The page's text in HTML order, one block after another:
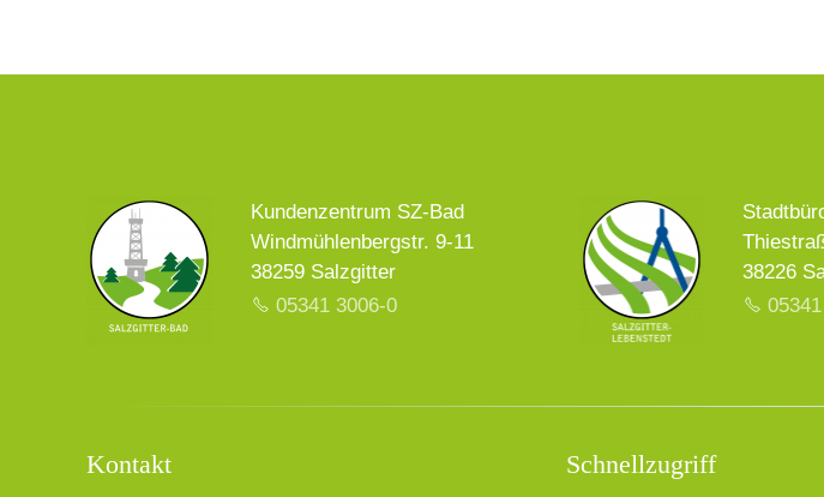
Kundenzentrum SZ-Bad
Windmühlenbergstr. 9-11
38259 Salzgitter
05341 3006-0
38226
Kontakt Schnellzugriff